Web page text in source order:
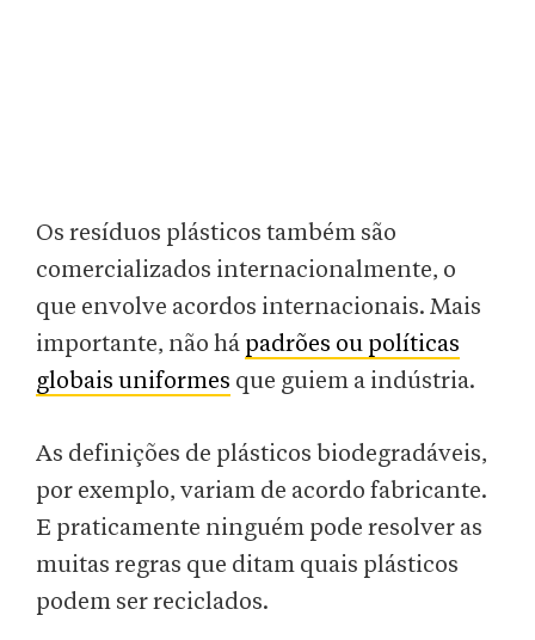
Os resíduos plásticos também são
comercializados internacionalmente, o
que envolve acordos internacionais. Mais
importante, não há padrões ou políticas
globais uniformes que guiem a indústria.
As definições de plásticos biodegradáveis,
por exemplo, variam de acordo fabricante.
E praticamente ninguém pode resolver as
muitas regras que ditam quais plásticos
podem ser reciclados.